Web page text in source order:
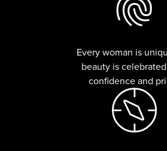
Every woman is
beauty is
confidence and